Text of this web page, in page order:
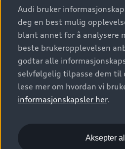
Elbiler
SUV
Stasjonsvogn
Sportback
S/RS
Konseptbiler og prototyper
Biler på lager
Finn forhandler
Bestill prøvekjøring
Kontakt forhandler
Bilgarantier
Behold nybilfølelsen
Audi Originalt tilbehør
Verkstedtjenester
Digitale tjenester
Audi digitale tjenester
Audi connect
Functions on demand
Kom i gang med myAudi
Audi Norge
Kundeservice
Audi Driving Experience
© 2026 AUDI NORGE. All Rights
Imprint
Audi bruker
deg en best mulig
blant annet for å analysere
beste brukeropplevelsen
godtar alle
selvfølgelig tilpasse dem til
lese mer om hvordan vi
informasjonskapsler her.
Aksepter